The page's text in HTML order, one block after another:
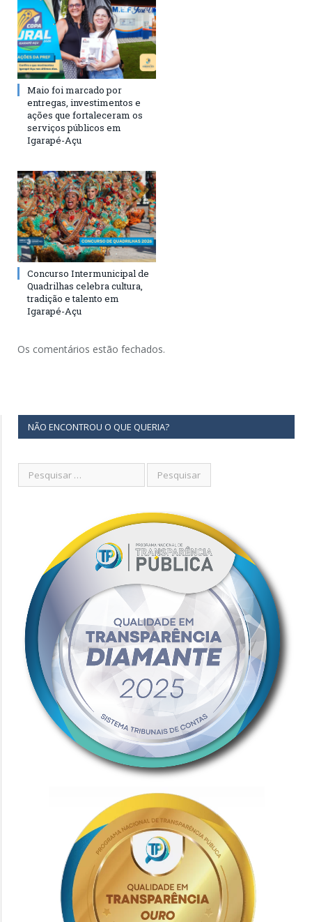
Maio foi marcado por
entregas, investimentos e
ações que fortaleceram os
serviços públicos em
Igarapé-Açu
Concurso Intermunicipal de
Quadrilhas celebra cultura,
tradição e talento em
Igarapé-Açu
Os comentários estão fechados.
NÃO ENCONTROU O QUE QUERIA?